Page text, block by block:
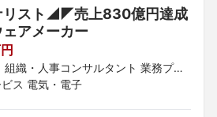
スト◢◤売上830億円達成
アメーカー
織・人事コンサルタント 業務プロ
ス 電気・電子